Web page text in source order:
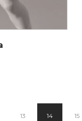
13 14 15